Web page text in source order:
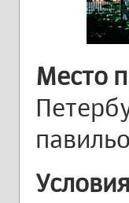
Место